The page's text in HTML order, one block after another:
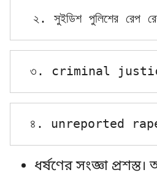
২. সুইডিশ পুলিশের রেপ
৩. criminal justice
৪. unreported rape
ধর্ষণের সংজ্ঞা